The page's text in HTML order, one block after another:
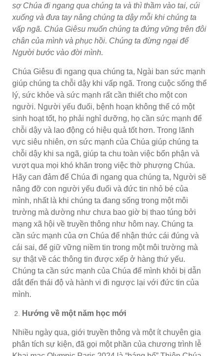
sợ Chúa đi ngang qua chúng ta và thì thầm vào tai, cúi
xuống và đưa tay nâng chúng ta dậy mỗi khi chúng ta
vấp ngã. Chúa Giêsu muốn chúng ta đứng vững trên đôi
chân của mình và phục hồi. Chúng ta đừng ngại để
Người bước vào đời mình.
Chúa Giêsu đi ngang qua chúng ta, Ngài ban sức mạnh
giúp chúng ta chỗi dậy khi vấp ngã. Trong cuộc sống thể
lý, sức khỏe và sức mạnh rất cần thiết cho một con
người. Người yếu đuối, bệnh hoạn không thể có một
sinh hoạt tốt, họ phải nghỉ dưỡng, họ cần sức mạnh để
chỗi dậy và lao động có hiệu quả tốt hơn. Trong lãnh
vực siêu nhiên, ơn sức mạnh của Chúa giúp chúng ta
chỗi dậy khi sa ngã, giúp ta chu toàn việc bổn phận và
vượt qua mọi khó khăn trong việc thờ phượng Chúa.
Hãy can đảm để Chúa đi ngang qua chúng ta, Người sẽ
nâng đỡ con người yếu đuối và đức tin nhỏ bé của
mình, nhất là khi chúng ta đang sống trong một môi
trường mà dường như chưa bao giờ bị thao túng bởi
mạng xã hội về truyền thông như hôm nay. Chúng ta
cần sức mạnh của ơn Chúa để nhận thức cái đúng và
cái sai, để giữ vững niềm tin trong một môi trường mà
sự thật về các thông tin được xếp ở hàng thứ yếu.
Chúng ta cần sức mạnh của Chúa để mình khỏi bị dẫn
dắt đến thái độ và hành vi đi ngược lại với đức tin của
mình.
Hướng về một năm học mới
Nhiều ngày qua, giới truyền thông và một ít chuyên gia
phân tích sự kiện, đã gọi một phần của chương trình lễ